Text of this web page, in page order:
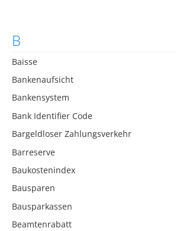
B
Baisse
Bankenaufsicht
Bankensystem
Bank Identifier Code
Bargeldloser Zahlungsverkehr
Barreserve
Baukostenindex
Bausparen
Bausparkassen
Beamtenrabatt